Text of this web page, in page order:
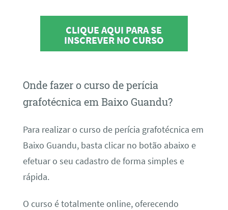
CLIQUE AQUI PARA SE
INSCREVER NO CURSO
Onde fazer o curso de perícia
grafotécnica em Baixo Guandu?
Para realizar o curso de perícia grafotécnica em
Baixo Guandu, basta clicar no botão abaixo e
efetuar o seu cadastro de forma simples e
rápida.
O curso é totalmente online, oferecendo